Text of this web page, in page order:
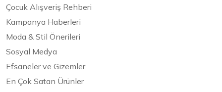
Çocuk Alışveriş Rehberi
Kampanya Haberleri
Moda & Stil Önerileri
Sosyal Medya
Efsaneler ve Gizemler
En Çok Satan Ürünler